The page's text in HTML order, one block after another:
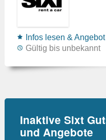
Infos lesen &
Gültig bis unbekannt
Inaktive Sixt
und Angebote